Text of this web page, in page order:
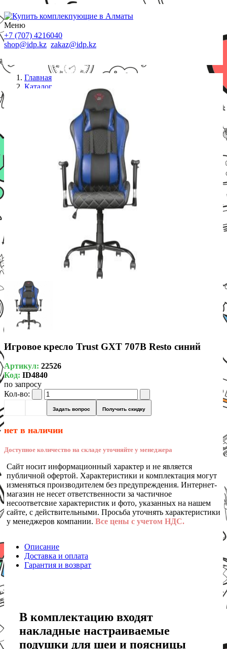
Меню
+7 (707) 4216040
shop@idp.kz zakaz@idp.kz
Главная
Каталог
Игровое кресло Trust GXT 707B Resto синий
Игровое кресло Trust GXT 707B Resto синий
Артикул: 22526
Код: ID4840
по запросу
Кол-во:
Задать вопрос Получить скидку
нет в наличии
Доступное количество на складе уточняйте у менеджера
Сайт носит информационный характер и не является
публичной офертой. Характеристики и комплектация могут
изменяться производителем без предупреждения. Интернет-
магазин не несет ответственности за частичное
несоответсвие характеристик и фото, указанных на нашем
сайте, с действительными. Просьба уточнять характеристики
у менеджеров компании. Все цены с учетом НДС.
Описание
Доставка и оплата
Гарантия и возврат
В комплектацию входят
накладные настраиваемые
подушки для шеи и поясницы